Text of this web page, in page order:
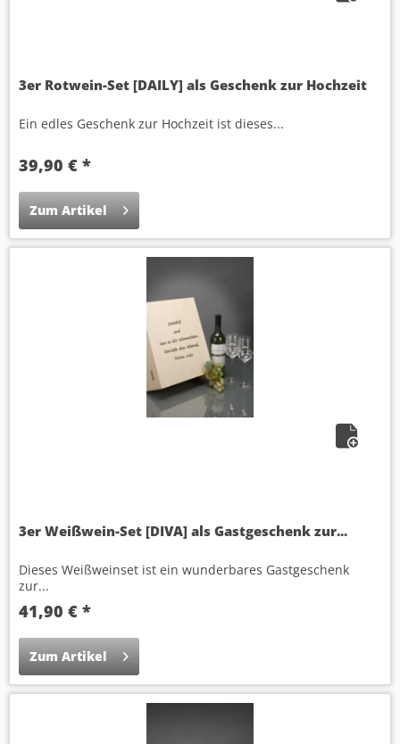
3er Rotwein-Set [DAILY] als Geschenk zur Hochzeit
Ein edles Geschenk zur Hochzeit ist dieses...
39,90 € *
Zum Artikel
3er Weißwein-Set [DIVA] als Gastgeschenk zur...
Dieses Weißweinset ist ein wunderbares Gastgeschenk
zur...
41,90 € *
Zum Artikel